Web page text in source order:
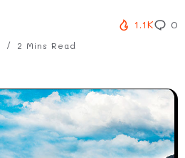
2 Mins Read
1.1K 0